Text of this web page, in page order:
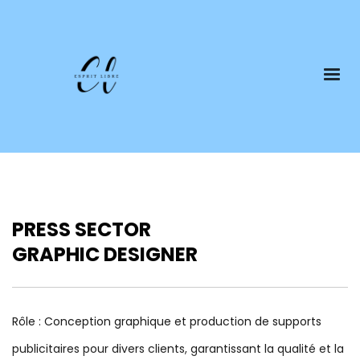
PRESS SECTOR
GRAPHIC DESIGNER
Rôle : Conception graphique et production de supports
publicitaires pour divers clients, garantissant la qualité et la